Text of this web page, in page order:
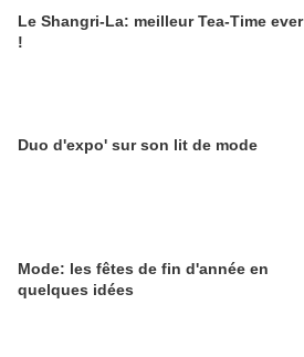
Le Shangri-La: meilleur Tea-Time ever
!
Duo d'expo' sur son lit de mode
Mode: les fêtes de fin d'année en
quelques idées